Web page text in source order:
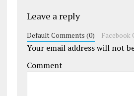
Leave a reply
Default Comments (0) Facebook
Your email address will not
Comment